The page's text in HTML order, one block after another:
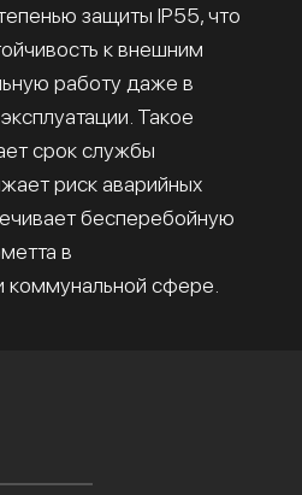
защиты IP55, что
к внешним
работу даже в
Такое
срок службы
риск аварийных
бесперебойную
в
сфере.